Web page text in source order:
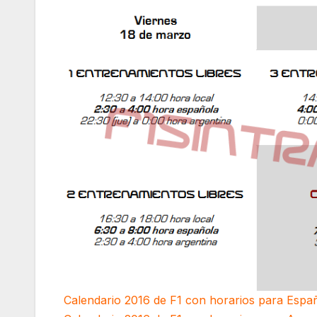
Calendario 2016 de F1 con horarios para